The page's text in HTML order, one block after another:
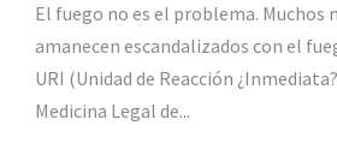
El fuego no es el problema. Muchos
amanecen escandalizados con el
URI (Unidad de Reacción
Medicina Legal de...